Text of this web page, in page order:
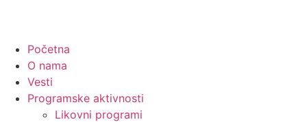
Početna
O nama
Vesti
Programske aktivnosti
Likovni programi